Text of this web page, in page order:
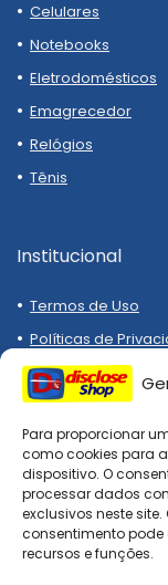
Para proporcionar
como cookies para
dispositivo. O
processar dados
exclusivos neste
consentimento
recursos e funções.
Celulares
Notebooks
Eletrodomésticos
Emagrecedor
Relógios
Tênis
Institucional
Termos de Uso
Políticas de
Cookies
Sobre Nós
Contato